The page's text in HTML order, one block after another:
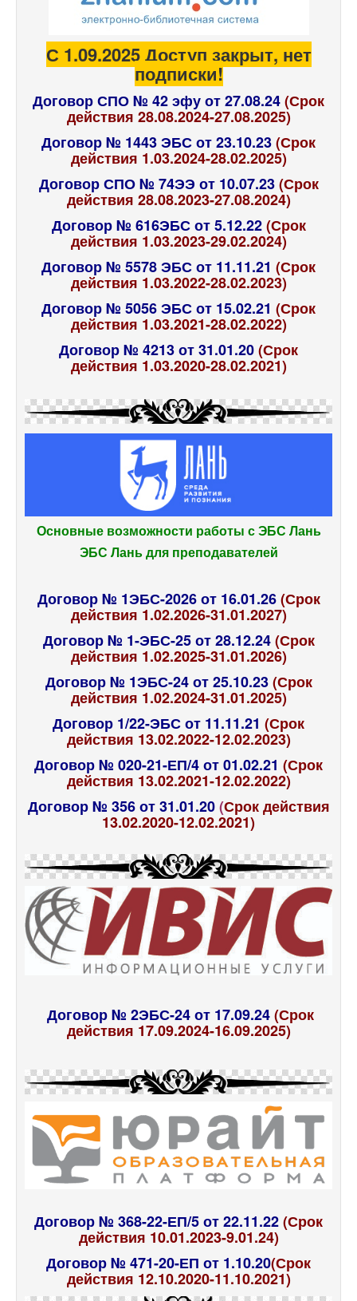
С 1.09.2025 Доступ закрыт, нет
подписки!
Договор СПО № 42 эфу от 27.08.24(Срок
действия 28.08.2024-27.08.2025)
Договор № 1443 ЭБС от 23.10.23(Срок
действия 1.03.2024-28.02.2025)
Договор СПО № 74ЭЭ от 10.07.23(Срок
действия 28.08.2023-27.08.2024)
Договор № 616ЭБС от 5.12.22 (Срок
действия 1.03.2023-29.02.2024)
Договор № 5578 ЭБС от 11.11.21 (Срок
действия 1.03.2022-28.02.2023)
Договор № 5056 ЭБС от 15.02.21 (Срок
действия 1.03.2021-28.02.2022)
Договор № 4213 от 31.01.20(Срок
действия 1.03.2020-28.02.2021)
Основные возможности работы с ЭБС Лань
ЭБС Лань для преподавателей
Договор № 1ЭБС-2026 от 16.01.26 (Срок
действия 1.02.2026-31.01.2027)
Договор № 1-ЭБС-25 от 28.12.24(Срок
действия 1.02.2025-31.01.2026)
Договор № 1ЭБС-24 от 25.10.23 (Срок
действия 1.02.2024-31.01.2025)
Договор 1/22-ЭБС от 11.11.21 (Срок
действия 13.02.2022-12.02.2023)
Договор № 020-21-ЕП/4 от 01.02.21 (Срок
действия 13.02.2021-12.02.2022)
Договор № 356 от 31.01.20(Срок действия
13.02.2020-12.02.2021)
Договор № 2ЭБС-24 от 17.09.24(Срок
действия 17.09.2024-16.09.2025)
Договор № 368-22-ЕП/5 от 22.11.22(Срок
действия 10.01.2023-9.01.24)
Договор № 471-20-ЕП от 1.10.20(Срок
действия 12.10.2020-11.10.2021)